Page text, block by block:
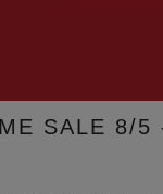
TIME